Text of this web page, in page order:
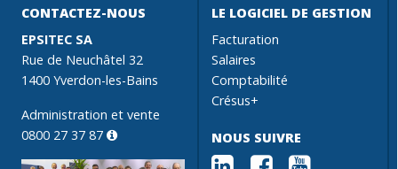
CONTACTEZ-NOUS
EPSITEC SA
Rue de Neuchâtel 32
1400 Yverdon-les-Bains
Administration et vente
0800 27 37 87
LE LOGICIEL DE GESTION
Facturation
Salaires
Comptabilité
Crésus+
NOUS SUIVRE